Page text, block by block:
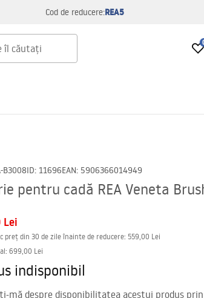
Cod de reducere:REA5
B3008ID: 11696EAN: 5906366014949
pentru cadă REA Veneta
Lei
preț din 30 de zile înainte de reducere: 559,00 Lei
: 699,00 Lei
indisponibil
mă despre disponibilitatea acestui produs